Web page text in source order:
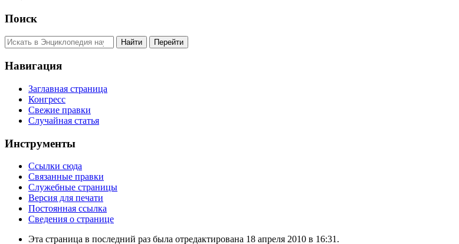
Поиск
Навигация
Заглавная страница
Конгресс
Свежие правки
Случайная статья
Инструменты
Ссылки сюда
Связанные правки
Служебные страницы
Версия для печати
Постоянная ссылка
Сведения о странице
Эта страница в последний раз была отредактирована 18 апреля 2010 в 16:31.